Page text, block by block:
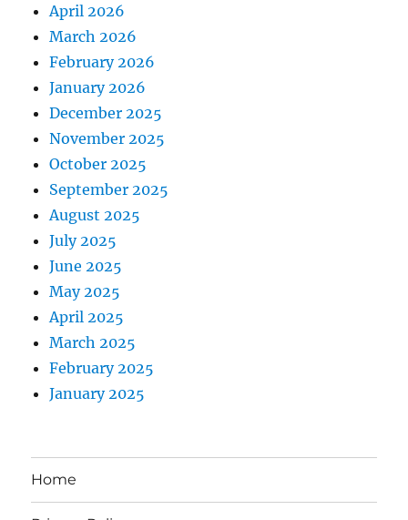
April 2026
March 2026
February 2026
January 2026
December 2025
November 2025
October 2025
September 2025
August 2025
July 2025
June 2025
May 2025
April 2025
March 2025
February 2025
January 2025
Home